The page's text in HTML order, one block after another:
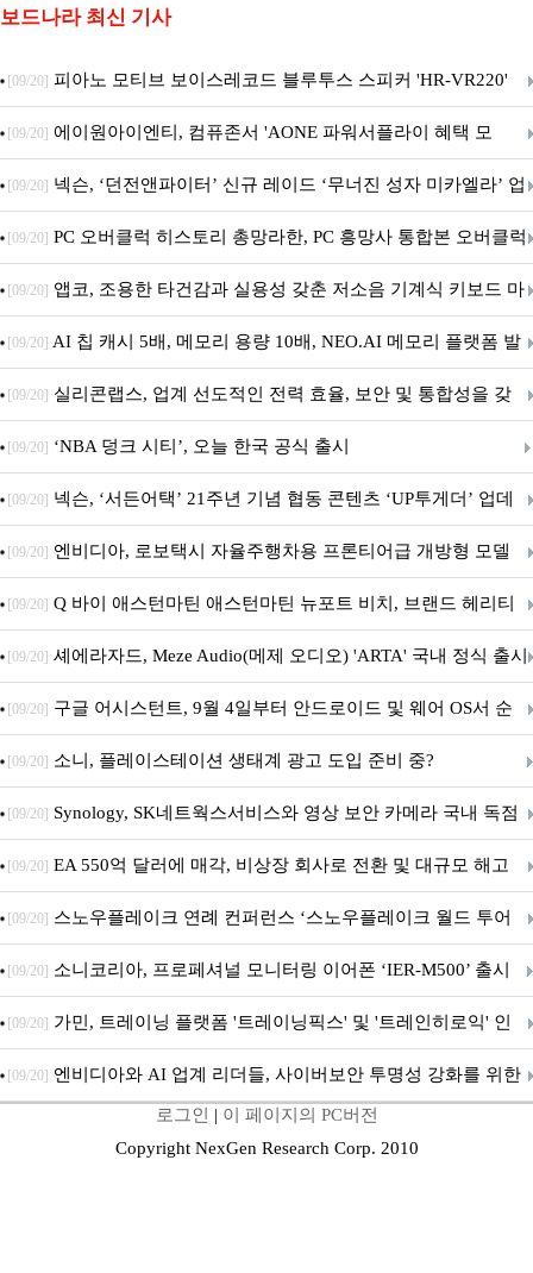
보드나라 최신 기사
[09/20] 피아노 모티브 보이스레코드 블루투스 스피커 'HR-VR220'
출시
[09/20] 에이원아이엔티, 컴퓨존서 'AONE 파워서플라이 혜택 모
음.ZIP' 이벤트 진행
[09/20] 넥슨, ‘던전앤파이터’ 신규 레이드 ‘무너진 성자 미카엘라’ 업
데이트!
[09/20] PC 오버클럭 히스토리 총망라한, PC 흥망사 통합본 오버클럭
특집(1-4편)
[09/20] 앱코, 조용한 타건감과 실용성 갖춘 저소음 기계식 키보드 마
우스 세트 'KM580' 출시
[09/20] AI 칩 캐시 5배, 메모리 용량 10배, NEO.AI 메모리 플랫폼 발
표
[09/20] 실리콘랩스, 업계 선도적인 전력 효율, 보안 및 통합성을 갖
춘 초저전력 블루투스 LE SoC ‘BG2B’ 공개
[09/20] ‘NBA 덩크 시티’, 오늘 한국 공식 출시
[09/20] 넥슨, ‘서든어택’ 21주년 기념 협동 콘텐츠 ‘UP투게더’ 업데
이트
[09/20] 엔비디아, 로보택시 자율주행차용 프론티어급 개방형 모델
‘알파마요 2 슈퍼’ 상업적 이용 가능
[09/20] Q 바이 애스턴마틴 애스턴마틴 뉴포트 비치, 브랜드 헤리티
지 담은 ‘헤리티지 에디션 컬렉션’ 공개
[09/20] 셰에라자드, Meze Audio(메제 오디오) 'ARTA' 국내 정식 출시
[09/20] 구글 어시스턴트, 9월 4일부터 안드로이드 및 웨어 OS서 순
차 서비스 종료
[09/20] 소니, 플레이스테이션 생태계 광고 도입 준비 중?
[09/20] Synology, SK네트웍스서비스와 영상 보안 카메라 국내 독점
판매 파트너십 체결
[09/20] EA 550억 달러에 매각, 비상장 회사로 전환 및 대규모 해고
전망
[09/20] 스노우플레이크 연례 컨퍼런스 ‘스노우플레이크 월드 투어
서울’ 개최
[09/20] 소니코리아, 프로페셔널 모니터링 이어폰 ‘IER-M500’ 출시
[09/20] 가민, 트레이닝 플랫폼 '트레이닝픽스' 및 '트레인히로익' 인
수로 선수와 코치에 맞춤형 훈련 지원 확대
[09/20] 엔비디아와 AI 업계 리더들, 사이버보안 투명성 강화를 위한
SAFE 가이드라인 제안
로그인 | 이 페이지의 PC버전
Copyright NexGen Research Corp. 2010